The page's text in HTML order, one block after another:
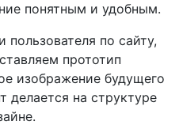
понятным и удобным.
по сайту,
прототип
изображение будущего
делается на структуре